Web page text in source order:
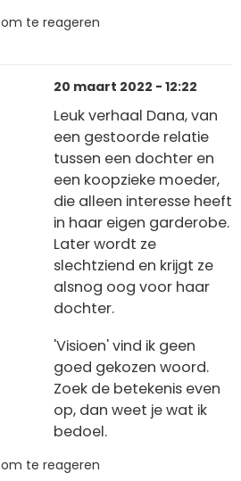
om te reageren
20 maart 2022 - 12:22
Leuk verhaal Dana, van
een gestoorde relatie
tussen een dochter en
een koopzieke moeder,
die alleen interesse heeft
in haar eigen garderobe.
Later wordt ze
slechtziend en krijgt ze
alsnog oog voor haar
dochter.
'Visioen' vind ik geen
goed gekozen woord.
Zoek de betekenis even
op, dan weet je wat ik
bedoel.
om te reageren